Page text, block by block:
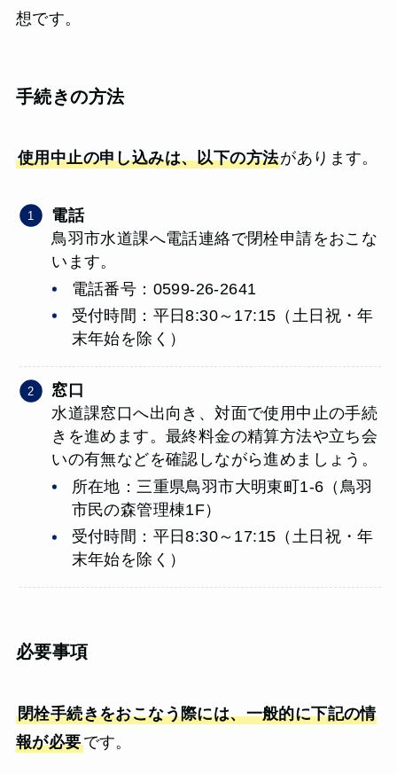
想です。
手続きの方法
使用中止の申し込みは、以下の方法があります。
電話
鳥羽市水道課へ電話連絡で閉栓申請をおこな
います。
電話番号：0599-26-2641
受付時間：平日8:30～17:15（土日祝・年
末年始を除く）
窓口
水道課窓口へ出向き、対面で使用中止の手続
きを進めます。最終料金の精算方法や立ち会
いの有無などを確認しながら進めましょう。
所在地：三重県鳥羽市大明東町1-6（鳥羽
市民の森管理棟1F）
受付時間：平日8:30～17:15（土日祝・年
末年始を除く）
必要事項
閉栓手続きをおこなう際には、一般的に下記の情
報が必要です。